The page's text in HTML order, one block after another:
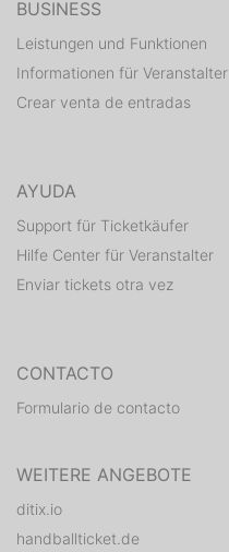
BUSINESS
Leistungen und Funktionen
Informationen für Veranstalter
Crear venta de entradas
AYUDA
Support für Ticketkäufer
Hilfe Center für Veranstalter
Enviar tickets otra vez
CONTACTO
Formulario de contacto
WEITERE ANGEBOTE
ditix.io
handballticket.de